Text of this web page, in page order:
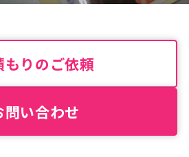
もりのご依頼
問い合わせ